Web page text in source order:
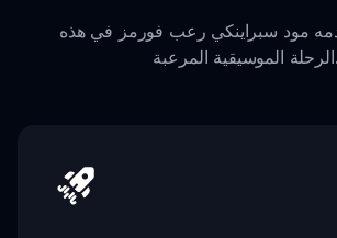
مود سبراينكي رعب فورمز في هذه
الرحلة الموسيقية المرعبة.